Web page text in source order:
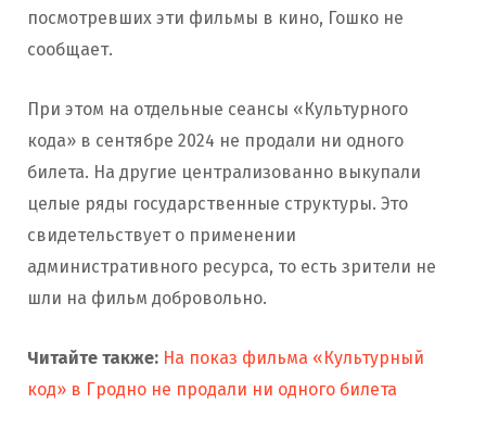
посмотревших эти фильмы в кино, Гошко не
сообщает.
При этом на отдельные сеансы «Культурного
кода» в сентябре 2024 не продали ни одного
билета. На другие централизованно выкупали
целые ряды государственные структуры. Это
свидетельствует о применении
административного ресурса, то есть зрители не
шли на фильм добровольно.
Читайте также: На показ фильма «Культурный
код» в Гродно не продали ни одного билета